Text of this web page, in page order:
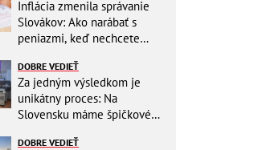
Inflácia zmenila správanie
Slovákov: Ako narábať s
peniazmi, keď nechcete
DOBRE VEDIEŤ
Za jedným výsledkom je
unikátny proces: Na
Slovensku máme špičkové
DOBRE VEDIEŤ